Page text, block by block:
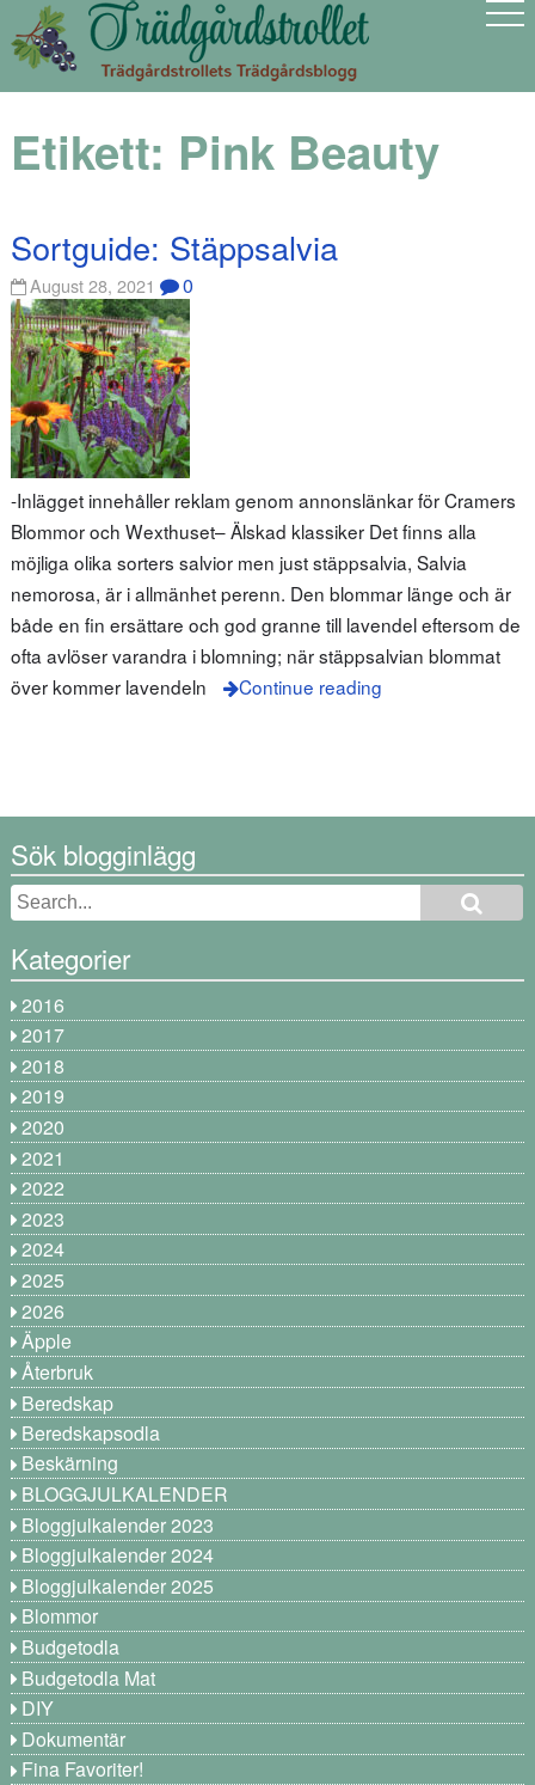
Etikett: Pink Beauty
Sortguide: Stäppsalvia
August 28, 2021 0
-Inlägget innehåller reklam genom annonslänkar för Cramers
Blommor och Wexthuset– Älskad klassiker Det finns alla
möjliga olika sorters salvior men just stäppsalvia, Salvia
nemorosa, är i allmänhet perenn. Den blommar länge och är
både en fin ersättare och god granne till lavendel eftersom de
ofta avlöser varandra i blomning; när stäppsalvian blommat
över kommer lavendeln
Continue reading
Sök blogginlägg
Kategorier
2016
2017
2018
2019
2020
2021
2022
2023
2024
2025
2026
Äpple
Återbruk
Beredskap
Beredskapsodla
Beskärning
BLOGGJULKALENDER
Bloggjulkalender 2023
Bloggjulkalender 2024
Bloggjulkalender 2025
Blommor
Budgetodla
Budgetodla Mat
DIY
Dokumentär
Fina Favoriter!